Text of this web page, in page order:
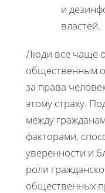
и
властей.
Люди все чаще
общественным
за права
этому страху.
между
факторами,
уверенности и
роли
общественных